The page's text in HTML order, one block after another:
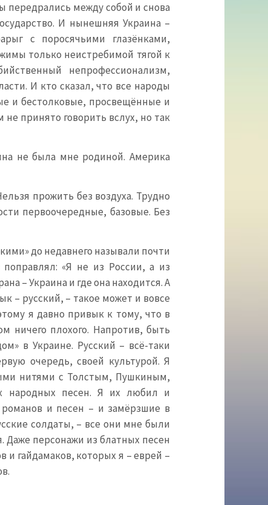
передрались между собой и снова
И нынешняя Украина –
с поросячьими глазёнками,
только неистребимой тягой к
непрофессионализм,
И кто сказал, что все народы
и бестолковые, просвещённые и
принято говорить вслух, но так
не была мне родиной. Америка
прожить без воздуха. Трудно
первоочередные, базовые. Без
до недавнего называли почти
«Я не из России, а из
– Украина и где она находится. А
– русский, – такое может и вовсе
я давно привык к тому, что в
ничего плохого. Напротив, быть
в Украине. Русский – всё-таки
очередь, своей культурой. Я
нитями с Толстым, Пушкиным,
народных песен. Я их любил и
и песен – и замёрзшие в
солдаты, – все они мне были
персонажи из блатных песен
и гайдамаков, которых я – еврей –